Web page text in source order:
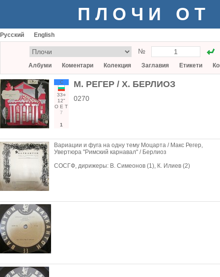
ПЛОЧИ ОТ
Русский English
№
Албуми Коментари Колекция Заглавия Етикети
С
33○
12"
О Е Т
7
1
М. РЕГЕР / Х. БЕРЛИОЗ
0270
Вариации и фуга на одну тему Моцарта / Макс Регер,
Увертюра "Римский карнавал" / Берлиоз
СОСГФ, дирижеры: В. Симеонов (1), К. Илиев (2)